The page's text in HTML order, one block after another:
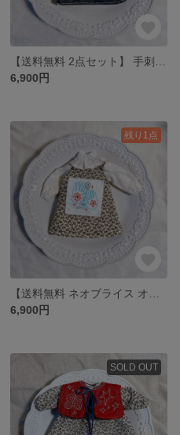
6,900円
残り1点
6,900円
SOLD OUT